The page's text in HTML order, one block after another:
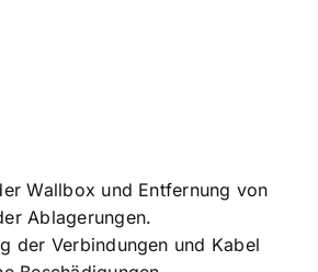
Wallbox und Entfernung von
Ablagerungen.
der Verbindungen und Kabel